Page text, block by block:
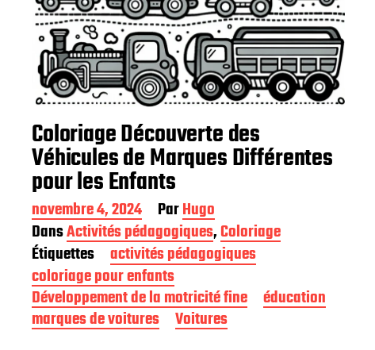
Coloriage Découverte des
Véhicules de Marques Différentes
pour les Enfants
D
a
t
e
d
e
p
u
b
novembre 4, 2024 ParHugo
DansActivités pédagogiques,Coloriage
Étiquettes
activités pédagogiques
coloriage pour enfants
Développement de la motricité fine
éducation
marques de voitures
Voitures